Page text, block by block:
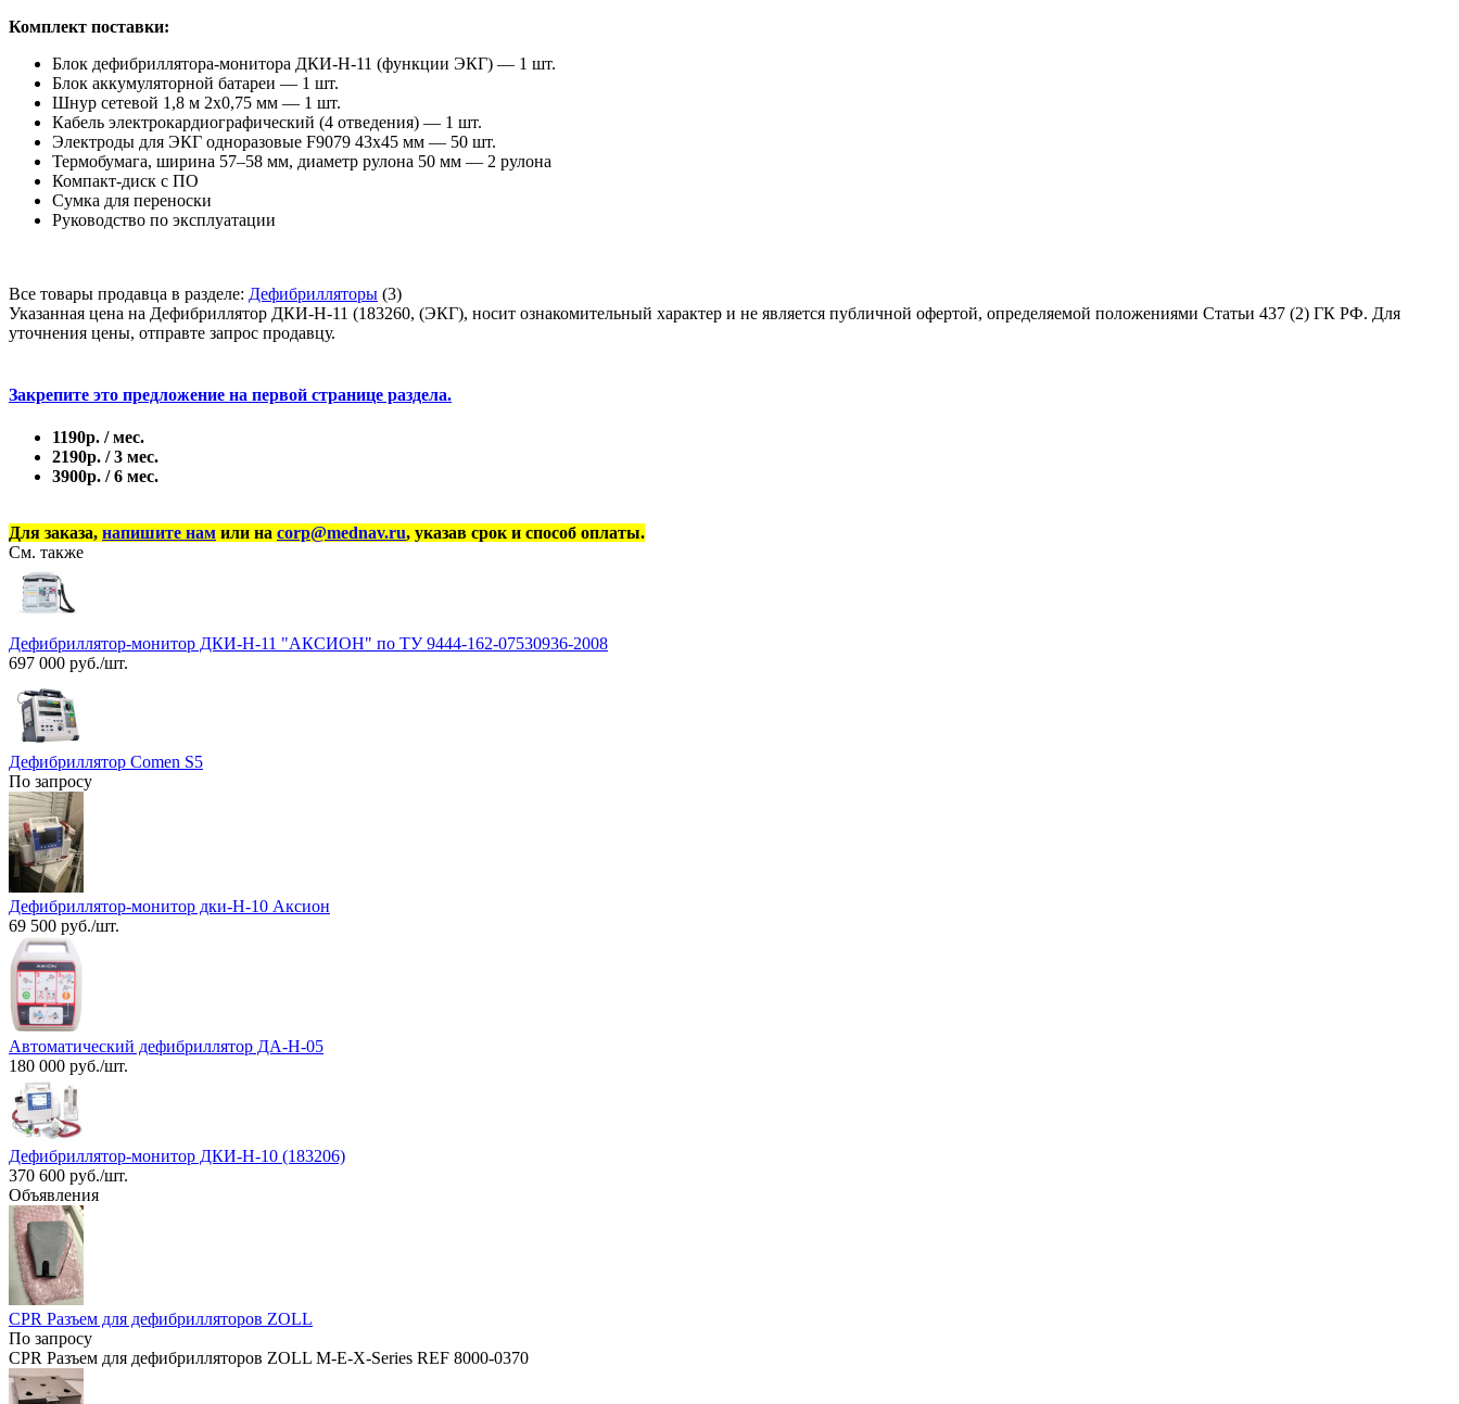
Комплект поставки:
Блок дефибриллятора-монитора ДКИ-Н-11 (функции ЭКГ) — 1 шт.
Блок аккумуляторной батареи — 1 шт.
Шнур сетевой 1,8 м 2х0,75 мм — 1 шт.
Кабель электрокардиографический (4 отведения) — 1 шт.
Электроды для ЭКГ одноразовые F9079 43х45 мм — 50 шт.
Термобумага, ширина 57–58 мм, диаметр рулона 50 мм — 2 рулона
Компакт-диск с ПО
Сумка для переноски
Руководство по эксплуатации
Все товары продавца в разделе: Дефибрилляторы (3)
Указанная цена на Дефибриллятор ДКИ-Н-11 (183260, (ЭКГ), носит ознакомительный характер и не является публичной офертой, определяемой положениями Статьи 437 (2) ГК РФ. Для
уточнения цены, отправте запрос продавцу.
Закрепите это предложение на первой странице раздела.
1190р. / мес.
2190р. / 3 мес.
3900р. / 6 мес.
Для заказа, напишите нам или на corp@mednav.ru, указав срок и способ оплаты.
См. также
Дефибриллятор-монитор ДКИ-Н-11 "АКСИОН" по ТУ 9444-162-07530936-2008
697 000 руб./шт.
Дефибриллятор Comen S5
По запросу
Дефибриллятор-монитор дки-Н-10 Аксион
69 500 руб./шт.
Автоматический дефибриллятор ДА-Н-05
180 000 руб./шт.
Дефибриллятор-монитор ДКИ-Н-10 (183206)
370 600 руб./шт.
Объявления
CPR Разъем для дефибрилляторов ZOLL
По запросу
CPR Разъем для дефибрилляторов ZOLL M-E-X-Series REF 8000-0370